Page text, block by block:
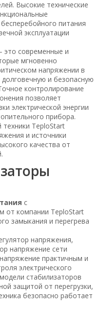
Высокие технические
питания
эксплуатации
это современные и
мгновенно
напряжении в
и безопасную
контролирование
позволяет
электрической энергии
прибора.
TeploStart
и источники
качества от
с
от компании TeploStart
замыкания и перегрева
напряжения,
напряжение сети
практичным и
электрического
стабилизаторов
защитой от перегрузки,
безопасно работает